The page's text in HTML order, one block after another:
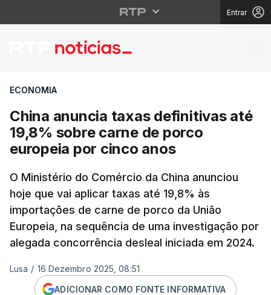
Entrar
China anuncia taxas
ECONOMIA
China anuncia taxas definitivas até
19,8% sobre carne de porco
europeia por cinco anos
O Ministério do Comércio da China anunciou
hoje que vai aplicar taxas até 19,8% às
importações de carne de porco da União
Europeia, na sequência de uma investigação por
alegada concorrência desleal iniciada em 2024.
Lusa / 16 Dezembro 2025, 08:51
ADICIONAR COMO FONTE INFORMATIVA